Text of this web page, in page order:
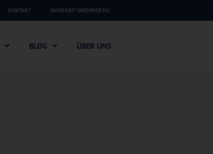
KONTAKT MANDANT*INNENPORTAL
BLOG ÜBER UNS